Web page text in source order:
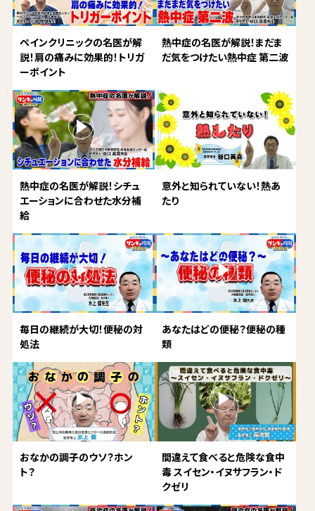
ペインクリニックの名医が解
説！肩の痛みに効果的！トリガ
ーポイント
熱中症の名医が解説！まだま
だ気をつけたい熱中症 第二波
熱中症の名医が解説！シチュ
エーションに合わせた水分補
給
意外と知られていない！熱あ
たり
毎日の継続が大切！便秘の対
処法
あなたはどの便秘？便秘の種
類
おなかの調子のウソ？ホン
ト？
間違えて食べると危険な食中
毒 スイセン・イヌサフラン・ド
クゼリ